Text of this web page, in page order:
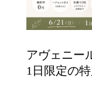
アヴェニー
1日限定の